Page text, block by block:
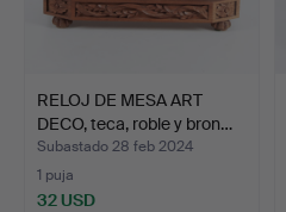
RELOJ DE MESA ART
DECO, teca, roble y bron…
Subastado 28 feb 2024
1 puja
32 USD